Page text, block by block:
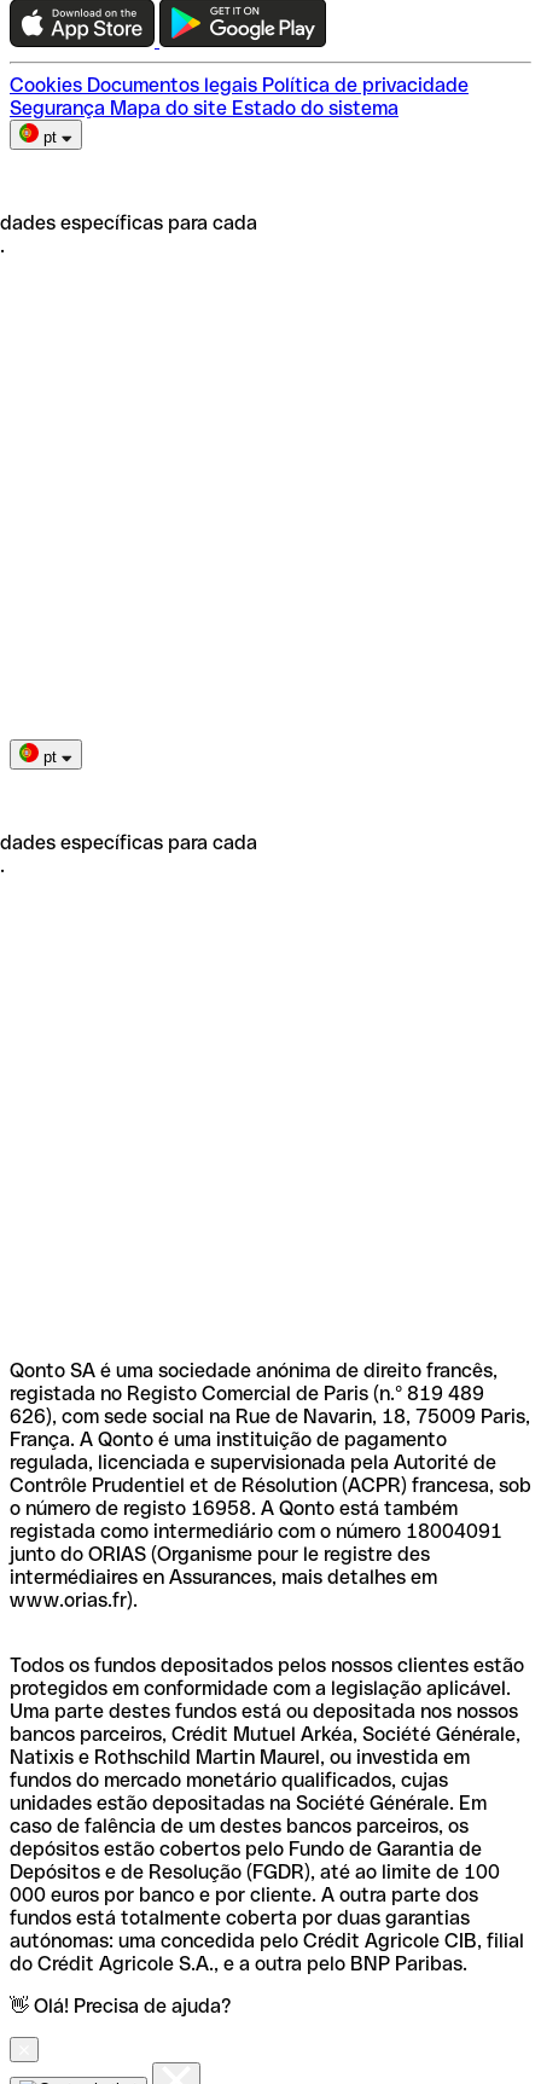
Escolha do plano
Cookies Documentos legais Política de privacidade
Segurança Mapa do site Estado do sistema
pt
específicas para cada
pt
específicas para cada
Qonto SA é uma sociedade anónima de direito francês,
registada no Registo Comercial de Paris (n.º 819 489
626), com sede social na Rue de Navarin, 18, 75009 Paris,
França. A Qonto é uma instituição de pagamento
regulada, licenciada e supervisionada pela Autorité de
Contrôle Prudentiel et de Résolution (ACPR) francesa, sob
o número de registo 16958. A Qonto está também
registada como intermediário com o número 18004091
junto do ORIAS (Organisme pour le registre des
intermédiaires en Assurances, mais detalhes em
www.orias.fr).
Todos os fundos depositados pelos nossos clientes estão
protegidos em conformidade com a legislação aplicável.
Uma parte destes fundos está ou depositada nos nossos
bancos parceiros, Crédit Mutuel Arkéa, Société Générale,
Natixis e Rothschild Martin Maurel, ou investida em
fundos do mercado monetário qualificados, cujas
unidades estão depositadas na Société Générale. Em
caso de falência de um destes bancos parceiros, os
depósitos estão cobertos pelo Fundo de Garantia de
Depósitos e de Resolução (FGDR), até ao limite de 100
000 euros por banco e por cliente. A outra parte dos
fundos está totalmente coberta por duas garantias
autónomas: uma concedida pelo Crédit Agricole CIB, filial
do Crédit Agricole S.A., e a outra pelo BNP Paribas.
👋 Olá! Precisa de ajuda?